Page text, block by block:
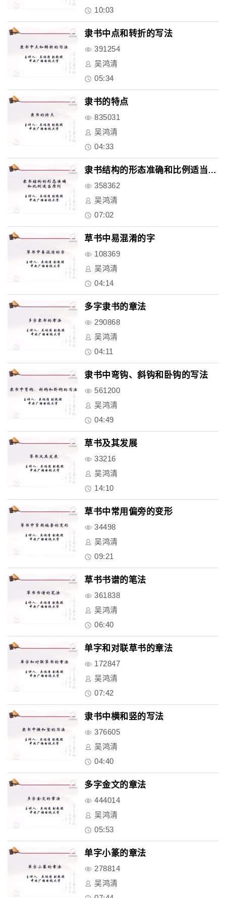
10:03
隶书中点和转折的写法
391254
吴鸿清
05:34
隶书的特点
835031
吴鸿清
04:33
隶书结构的形态准确和比例适当原..
358362
吴鸿清
07:02
草书中易混淆的字
108369
吴鸿清
04:14
多字隶书的章法
290868
吴鸿清
04:11
隶书中弯钩、斜钩和卧钩的写法
561200
吴鸿清
04:49
草书及其发展
33216
吴鸿清
14:10
草书中常用偏旁的变形
34498
吴鸿清
09:21
草书书谱的笔法
361838
吴鸿清
06:40
单字和对联草书的章法
172847
吴鸿清
07:42
隶书中横和竖的写法
376605
吴鸿清
04:40
多字金文的章法
444014
吴鸿清
05:53
单字小篆的章法
278814
吴鸿清